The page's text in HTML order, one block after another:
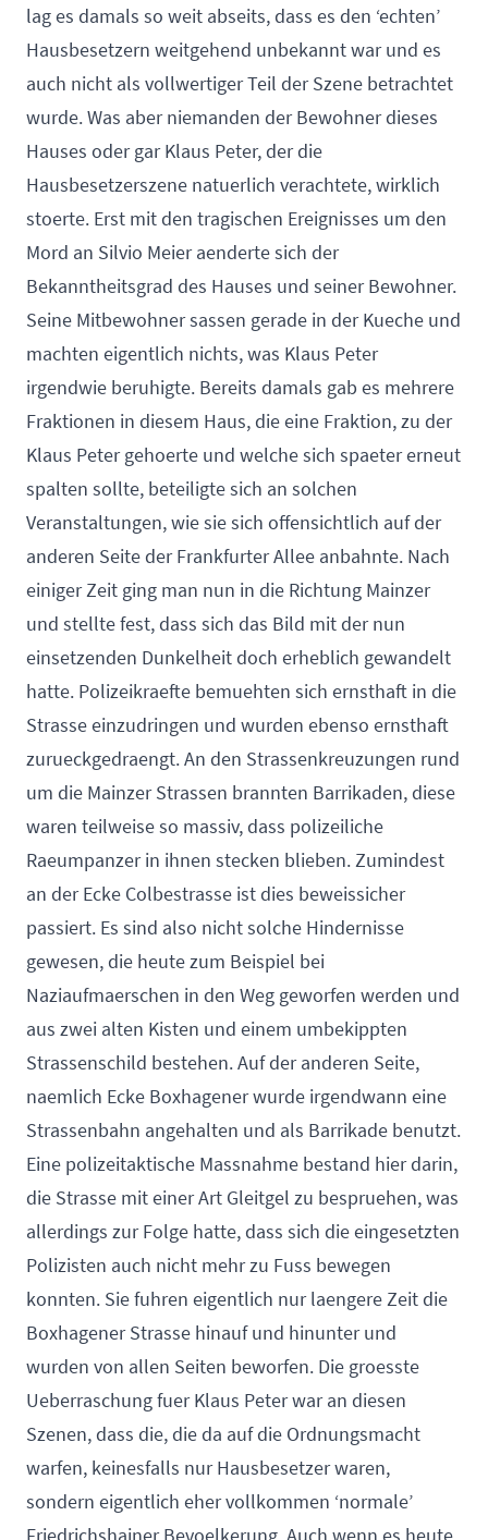
lag es damals so weit abseits, dass es den ‘echten’
Hausbesetzern weitgehend unbekannt war und es
auch nicht als vollwertiger Teil der Szene betrachtet
wurde. Was aber niemanden der Bewohner dieses
Hauses oder gar Klaus Peter, der die
Hausbesetzerszene natuerlich verachtete, wirklich
stoerte. Erst mit den tragischen Ereignisses um den
Mord an Silvio Meier aenderte sich der
Bekanntheitsgrad des Hauses und seiner Bewohner.
Seine Mitbewohner sassen gerade in der Kueche und
machten eigentlich nichts, was Klaus Peter
irgendwie beruhigte. Bereits damals gab es mehrere
Fraktionen in diesem Haus, die eine Fraktion, zu der
Klaus Peter gehoerte und welche sich spaeter erneut
spalten sollte, beteiligte sich an solchen
Veranstaltungen, wie sie sich offensichtlich auf der
anderen Seite der Frankfurter Allee anbahnte. Nach
einiger Zeit ging man nun in die Richtung Mainzer
und stellte fest, dass sich das Bild mit der nun
einsetzenden Dunkelheit doch erheblich gewandelt
hatte. Polizeikraefte bemuehten sich ernsthaft in die
Strasse einzudringen und wurden ebenso ernsthaft
zurueckgedraengt. An den Strassenkreuzungen rund
um die Mainzer Strassen brannten Barrikaden, diese
waren teilweise so massiv, dass polizeiliche
Raeumpanzer in ihnen stecken blieben. Zumindest
an der Ecke Colbestrasse ist dies beweissicher
passiert. Es sind also nicht solche Hindernisse
gewesen, die heute zum Beispiel bei
Naziaufmaerschen in den Weg geworfen werden und
aus zwei alten Kisten und einem umbekippten
Strassenschild bestehen. Auf der anderen Seite,
naemlich Ecke Boxhagener wurde irgendwann eine
Strassenbahn angehalten und als Barrikade benutzt.
Eine polizeitaktische Massnahme bestand hier darin,
die Strasse mit einer Art Gleitgel zu bespruehen, was
allerdings zur Folge hatte, dass sich die eingesetzten
Polizisten auch nicht mehr zu Fuss bewegen
konnten. Sie fuhren eigentlich nur laengere Zeit die
Boxhagener Strasse hinauf und hinunter und
wurden von allen Seiten beworfen. Die groesste
Ueberraschung fuer Klaus Peter war an diesen
Szenen, dass die, die da auf die Ordnungsmacht
warfen, keinesfalls nur Hausbesetzer waren,
sondern eigentlich eher vollkommen ‘normale’